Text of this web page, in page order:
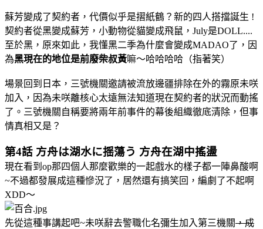
蘇芳變成了契約者，代價似乎是摺紙鶴？新的四人搭擋誕生 !
契約者從黑變成蘇芳，小動物從貓變成飛鼠，July是DOLL....
至於黑，原來如此，我懂黑二季為什麼會變成MADAO了，因
為黑現在的地位是前廢柴叔黃嘛～哈哈哈哈（指著笑）
場景回到日本，三號機關邀請被流放邊疆排除在外的霧原未咲
加入，因為未咲離核心太遠無法知道現在契約者的狀況而動搖
了。三號機關自稱要將兩年前事件的幕後組織徹底清除，但事
情真相又是？
第4話 方舟は湖水に揺蕩う 方舟在湖中搖盪
現在看到op那四個人那麼歡樂的一起戲水的樣子都一陣鼻酸啊
~不過都發展成這種慘況了，居然還有搞笑回，編劇了不起啊
XDD～
先從這種事講起吧~未咲辭去警職化名彌生加入第三機關，成